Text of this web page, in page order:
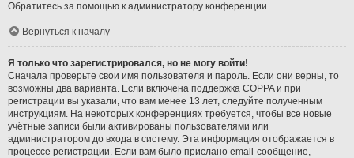
Обратитесь за помощью к администратору конференции.
Вернуться к началу
Я только что зарегистрировался, но не могу войти!
Сначала проверьте свои имя пользователя и пароль. Если они верны, то
возможны два варианта. Если включена поддержка COPPA и при
регистрации вы указали, что вам менее 13 лет, следуйте полученным
инструкциям. На некоторых конференциях требуется, чтобы все новые
учётные записи были активированы пользователями или
администратором до входа в систему. Эта информация отображается в
процессе регистрации. Если вам было прислано email-сообщение,